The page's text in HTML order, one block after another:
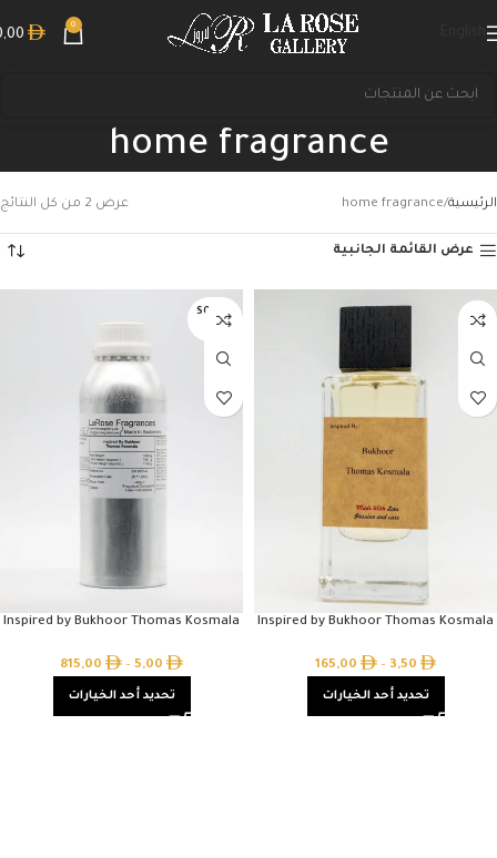
0
home fragrance
الرئيسية home fragrance عرض ⁦2⁩ من كل النتائج
عرض القائمة الجانبية
Inspired by Bukhoor Thomas Kosmala
3,50
–
165,00
تحديد أحد الخيارات
SOLD O
UT
Inspired by Bukhoor Thomas Kosmala
5,00
–
815,00
تحديد أحد الخيارات